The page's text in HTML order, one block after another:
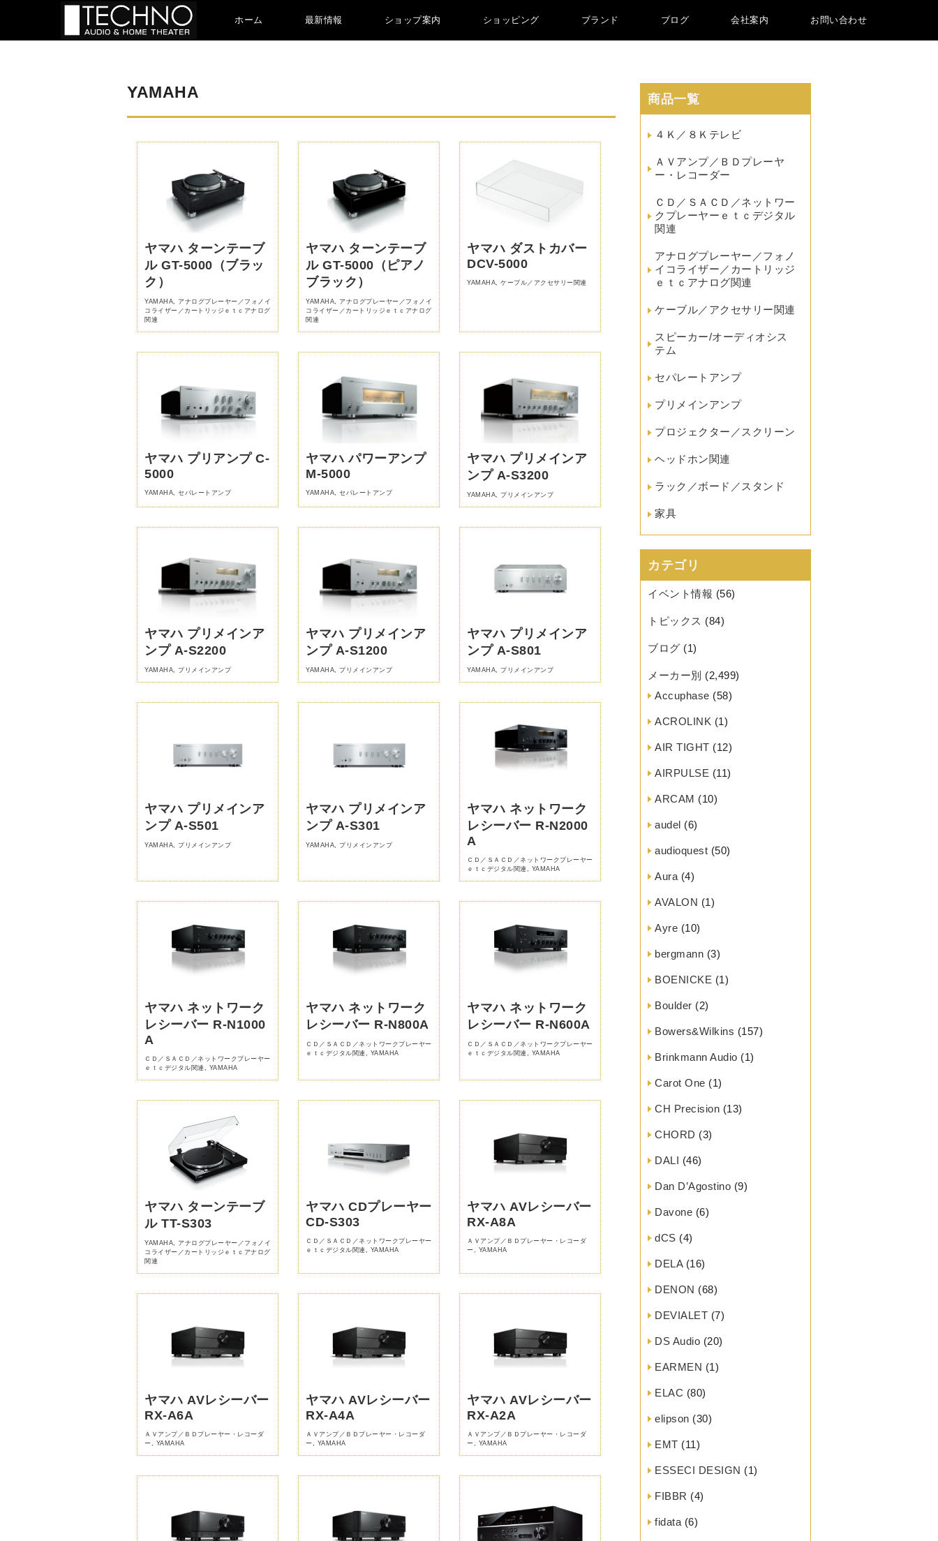
ホーム 最新情報 ショップ案内 ショッピング ブランド ブログ 会社案内 お問い合わせ
YAMAHA
ヤマハ ターンテーブ
ル GT-5000（ブラッ
ク）
YAMAHA, アナログプレーヤー／フォノイ
コライザー／カートリッジｅｔｃアナログ
関連
ヤマハ ターンテーブ
ル GT-5000（ピアノ
ブラック）
YAMAHA, アナログプレーヤー／フォノイ
コライザー／カートリッジｅｔｃアナログ
関連
ヤマハ ダストカバー
DCV-5000
YAMAHA, ケーブル／アクセサリー関連
ヤマハ プリアンプ C-
5000
YAMAHA, セパレートアンプ
ヤマハ パワーアンプ
M-5000
YAMAHA, セパレートアンプ
ヤマハ プリメインア
ンプ A-S3200
YAMAHA, プリメインアンプ
ヤマハ プリメインア
ンプ A-S2200
YAMAHA, プリメインアンプ
ヤマハ プリメインア
ンプ A-S1200
YAMAHA, プリメインアンプ
ヤマハ プリメインア
ンプ A-S801
YAMAHA, プリメインアンプ
ヤマハ プリメインア
ンプ A-S501
YAMAHA, プリメインアンプ
ヤマハ プリメインア
ンプ A-S301
YAMAHA, プリメインアンプ
ヤマハ ネットワーク
レシーバー R-N2000
A
ＣＤ／ＳＡＣＤ／ネットワークプレーヤー
ｅｔｃデジタル関連 , YAMAHA
ヤマハ ネットワーク
レシーバー R-N1000
A
ＣＤ／ＳＡＣＤ／ネットワークプレーヤー
ｅｔｃデジタル関連 , YAMAHA
ヤマハ ネットワーク
レシーバー R-N800A
ＣＤ／ＳＡＣＤ／ネットワークプレーヤー
ｅｔｃデジタル関連 , YAMAHA
ヤマハ ネットワーク
レシーバー R-N600A
ＣＤ／ＳＡＣＤ／ネットワークプレーヤー
ｅｔｃデジタル関連 , YAMAHA
ヤマハ ターンテーブ
ル TT-S303
YAMAHA, アナログプレーヤー／フォノイ
コライザー／カートリッジｅｔｃアナログ
関連
ヤマハ CDプレーヤー
CD-S303
ＣＤ／ＳＡＣＤ／ネットワークプレーヤー
ｅｔｃデジタル関連 , YAMAHA
ヤマハ AVレシーバー
RX-A8A
ＡＶアンプ／ＢＤプレーヤー・レコーダ
ー, YAMAHA
ヤマハ AVレシーバー
RX-A6A
ＡＶアンプ／ＢＤプレーヤー・レコーダ
ー, YAMAHA
ヤマハ AVレシーバー
RX-A4A
ＡＶアンプ／ＢＤプレーヤー・レコーダ
ー, YAMAHA
ヤマハ AVレシーバー
RX-A2A
ＡＶアンプ／ＢＤプレーヤー・レコーダ
ー, YAMAHA
商品一覧
４Ｋ／８Ｋテレビ
ＡＶアンプ／ＢＤプレーヤ
ー・レコーダー
ＣＤ／ＳＡＣＤ／ネットワー
クプレーヤーｅｔｃデジタル
関連
アナログプレーヤー／フォノ
イコライザー／カートリッジ
ｅｔｃアナログ関連
ケーブル／アクセサリー関連
スピーカー/オーディオシス
テム
セパレートアンプ
プリメインアンプ
プロジェクター／スクリーン
ヘッドホン関連
ラック／ボード／スタンド
家具
カテゴリ
イベント情報 (56)
トピックス (84)
ブログ (1)
メーカー別 (2,499)
Accuphase (58)
ACROLINK (1)
AIR TIGHT (12)
AIRPULSE (11)
ARCAM (10)
audel (6)
audioquest (50)
Aura (4)
AVALON (1)
Ayre (10)
bergmann (3)
BOENICKE (1)
Boulder (2)
Bowers&Wilkins (157)
Brinkmann Audio (1)
Carot One (1)
CH Precision (13)
CHORD (3)
DALI (46)
Dan D’Agostino (9)
Davone (6)
dCS (4)
DELA(16)
DENON (68)
DEVIALET (7)
DS Audio (20)
EARMEN (1)
ELAC (80)
elipson (30)
EMT (11)
ESSECI DESIGN (1)
FIBBR (4)
fidata (6)